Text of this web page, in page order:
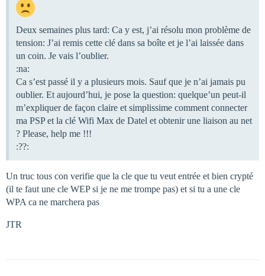
Deux semaines plus tard: Ca y est, j’ai résolu mon problème de
tension: J’ai remis cette clé dans sa boîte et je l’ai laissée dans
un coin. Je vais l’oublier.
:na:
Ca s’est passé il y a plusieurs mois. Sauf que je n’ai jamais pu
oublier. Et aujourd’hui, je pose la question: quelque’un peut-il
m’expliquer de façon claire et simplissime comment connecter
ma PSP et la clé Wifi Max de Datel et obtenir une liaison au net
? Please, help me !!!
:??:
Un truc tous con verifie que la cle que tu veut entrée et bien crypté
(il te faut une cle WEP si je ne me trompe pas) et si tu a une cle
WPA ca ne marchera pas
JTR